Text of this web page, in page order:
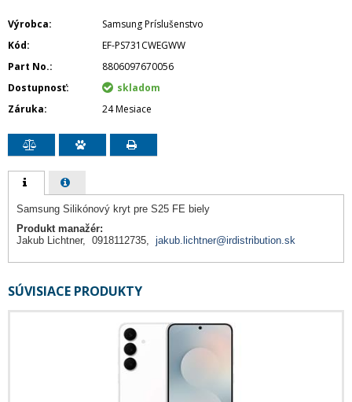
Výrobca
Samsung Príslušenstvo
Kód
EF-PS731CWEGWW
Part No.
8806097670056
Dostupnosť
skladom
Záruka
24 Mesiace
Samsung Silikónový kryt pre S25 FE biely
Produkt manažér:
Jakub Lichtner, 0918112735, jakub.lichtner@irdistribution.sk
SÚVISIACE PRODUKTY